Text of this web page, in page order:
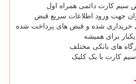
سیم کارت دائمی همراه اول
جهت ورود اطلاعات سریع قبض
خریداری شده و قبض های پرداخت شده
برای همیشه
های بانکی مختلف
کارت با یک کلیک